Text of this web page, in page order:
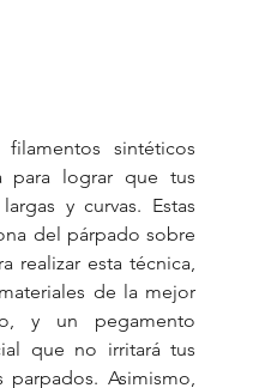
sintéticos
para lograr que tus
y curvas. Estas
del párpado sobre
realizar esta técnica,
de la mejor
y un pegamento
que no irritará tus
Asimismo,